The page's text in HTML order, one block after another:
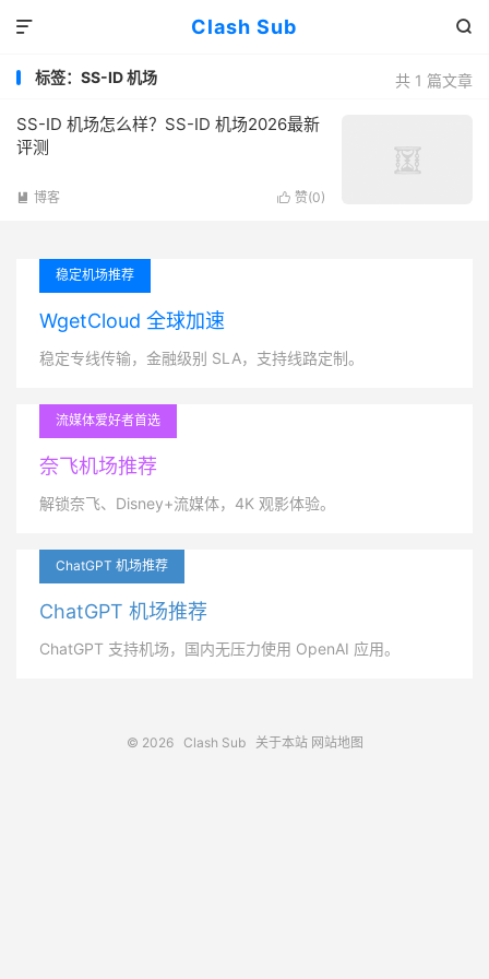
Clash Sub 

共 1 篇文章
标签：SS-ID 机场
SS-ID 机场怎么样？SS-ID 机场2026最新
评测
 赞(0)
 博客
稳定机场推荐
WgetCloud 全球加速
稳定专线传输，金融级别 SLA，支持线路定制。
流媒体爱好者首选
奈飞机场推荐
解锁奈飞、Disney+流媒体，4K 观影体验。
ChatGPT 机场推荐
ChatGPT 机场推荐
ChatGPT 支持机场，国内无压力使用 OpenAI 应用。
© 2026 Clash Sub 关于本站 网站地图